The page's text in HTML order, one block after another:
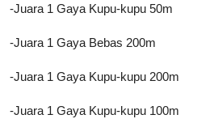
-Juara 1 Gaya Kupu-kupu 50m
-Juara 1 Gaya Bebas 200m
-Juara 1 Gaya Kupu-kupu 200m
-Juara 1 Gaya Kupu-kupu 100m